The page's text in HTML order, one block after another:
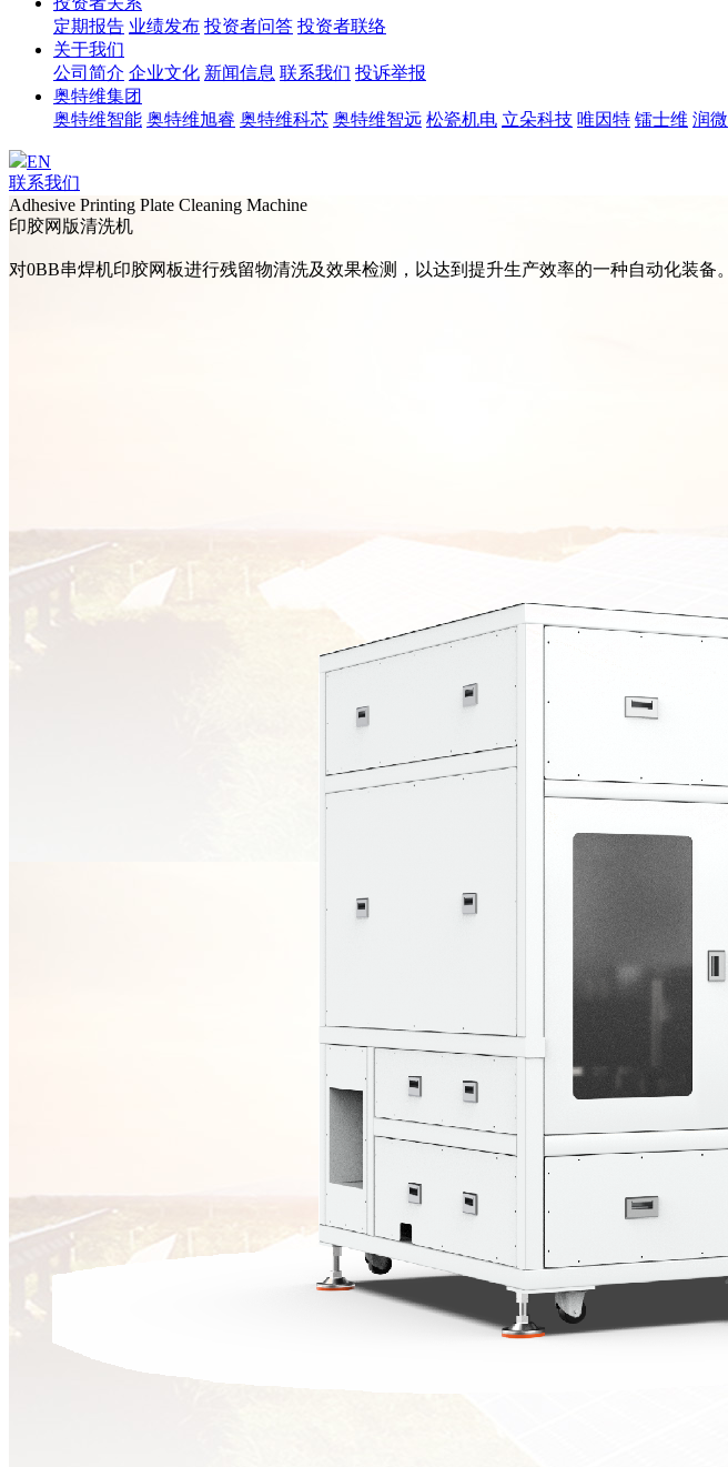
定期报告 业绩发布 投资者问答 投资者联络
关于我们
公司简介 企业文化 新闻信息 联系我们 投诉举报
奥特维集团
奥特维智能 奥特维旭睿 奥特维科芯 奥特维智远 松瓷机电 立朵科技 唯因特 镭士维 润微
EN
联系我们
Adhesive Printing Plate Cleaning Machine
印胶网版清洗机
对0BB串焊机印胶网板进行残留物清洗及效果检测，以达到提升生产效率的一种自动化装备。